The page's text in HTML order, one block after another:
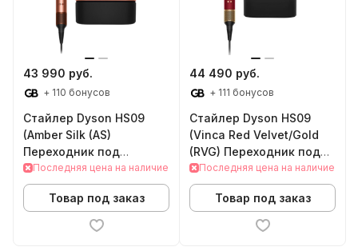
43 990 руб.
+ 110 бонусов
Стайлер Dyson HS09
(Amber Silk (AS)
Переходник под
розетки РФ (в подарок))
Последняя цена на наличие
Товар под заказ
44 490 руб.
+ 111 бонусов
Стайлер Dyson HS09
(Vinca Red Velvet/Gold
(RVG) Переходник под
розетки РФ (в подарок))
Последняя цена на наличие
Товар под заказ